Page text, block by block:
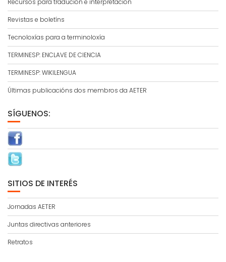
Recursos para tradución e interpretación
Revistas e boletíns
Tecnoloxías para a terminoloxía
TERMINESP: ENCLAVE DE CIENCIA
TERMINESP: WIKILENGUA
Últimas publicacións dos membros da AETER
SÍGUENOS:
SITIOS DE INTERÉS
Jornadas AETER
Juntas directivas anteriores
Retratos